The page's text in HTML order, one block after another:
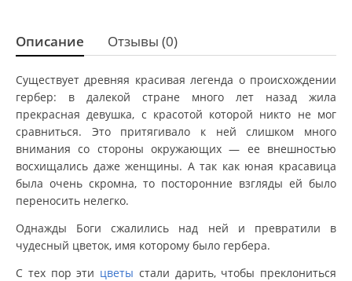
Описание Отзывы (0)
Существует древняя красивая легенда о происхождении
гербер: в далекой стране много лет назад жила
прекрасная девушка, с красотой которой никто не мог
сравниться. Это притягивало к ней слишком много
внимания со стороны окружающих — ее внешностью
восхищались даже женщины. А так как юная красавица
была очень скромна, то посторонние взгляды ей было
переносить нелегко.
Однажды Боги сжалились над ней и превратили в
чудесный цветок, имя которому было гербера.
С тех пор эти цветы стали дарить, чтобы преклониться